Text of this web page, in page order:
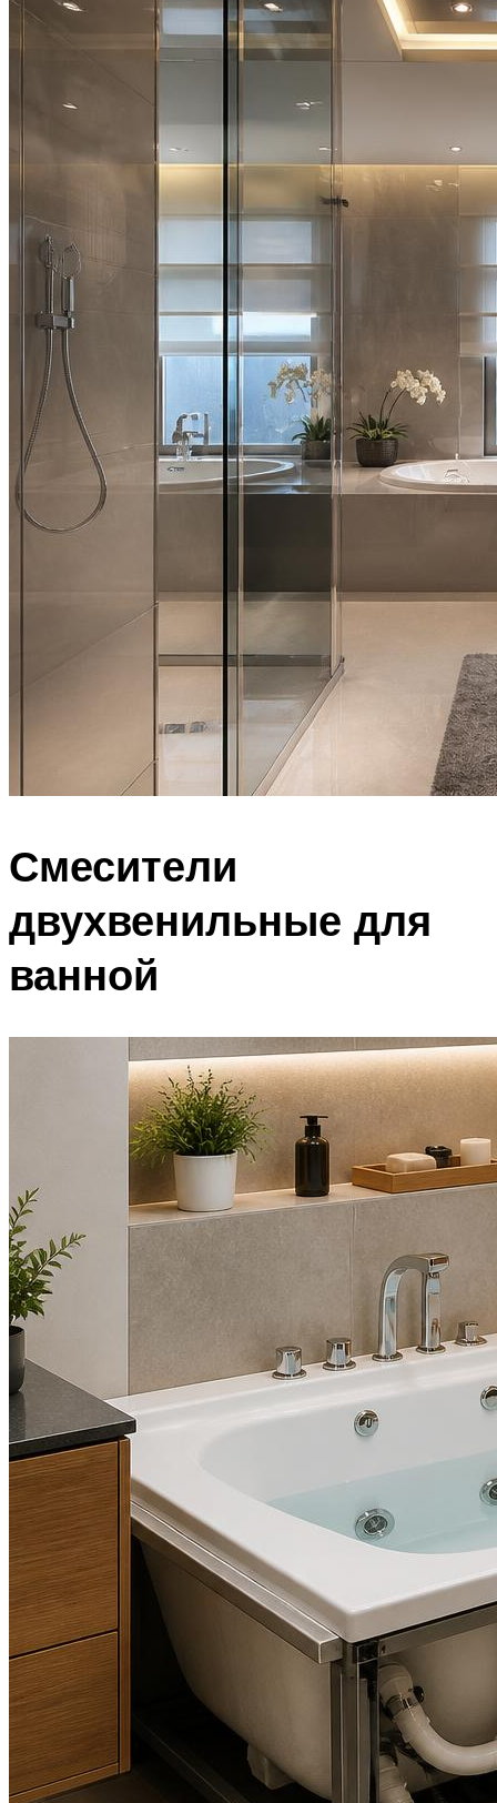
Смесители
двухвенильные для
ванной